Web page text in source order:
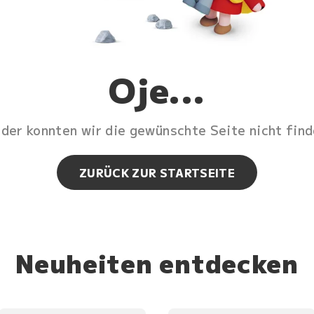
Oje...
konnten wir die gewünschte Seite nicht
ZURÜCK ZUR STARTSEITE
Neuheiten entdecken